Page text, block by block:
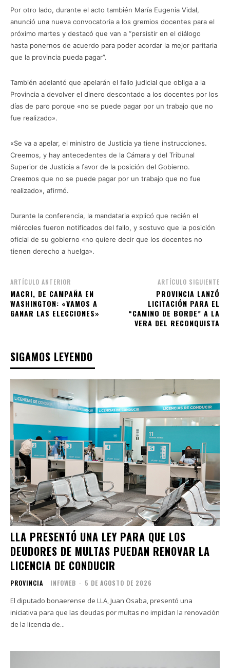
Por otro lado, durante el acto también María Eugenia Vidal,
anunció una nueva convocatoria a los gremios docentes para el
próximo martes y destacó que van a “persistir en el diálogo
hasta ponernos de acuerdo para poder acordar la mejor paritaria
que la provincia pueda pagar”.
También adelantó que apelarán el fallo judicial que obliga a la
Provincia a devolver el dinero descontado a los docentes por los
días de paro porque «no se puede pagar por un trabajo que no
fue realizado».
«Se va a apelar, el ministro de Justicia ya tiene instrucciones.
Creemos, y hay antecedentes de la Cámara y del Tribunal
Superior de Justicia a favor de la posición del Gobierno.
Creemos que no se puede pagar por un trabajo que no fue
realizado», afirmó.
Durante la conferencia, la mandataria explicó que recién el
miércoles fueron notificados del fallo, y sostuvo que la posición
oficial de su gobierno «no quiere decir que los docentes no
tienen derecho a huelga».
ARTÍCULO ANTERIOR
MACRI, DE CAMPAÑA EN
WASHINGTON: «VAMOS A
GANAR LAS ELECCIONES»
ARTÍCULO SIGUIENTE
PROVINCIA LANZÓ
LICITACIÓN PARA EL
“CAMINO DE BORDE” A LA
VERA DEL RECONQUISTA
SIGAMOS LEYENDO
LLA PRESENTÓ UNA LEY PARA QUE LOS
DEUDORES DE MULTAS PUEDAN RENOVAR LA
LICENCIA DE CONDUCIR
PROVINCIA INFOWEB - 5 DE AGOSTO DE 2026
El diputado bonaerense de LLA, Juan Osaba, presentó una
iniciativa para que las deudas por multas no impidan la renovación
de la licencia de...